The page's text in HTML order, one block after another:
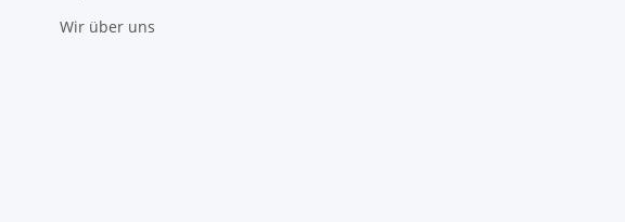
Wir über uns